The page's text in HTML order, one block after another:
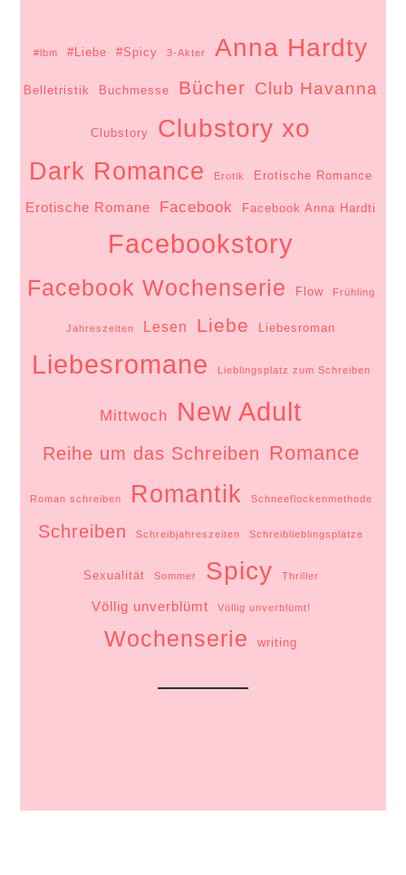
#lbm #Liebe #Spicy 3-Akter Anna Hardty
Belletristik Buchmesse Bücher Club Havanna
Clubstory Clubstory xo
Dark Romance Erotik Erotische Romance
Erotische Romane Facebook Facebook Anna Hardti
Facebookstory
Facebook Wochenserie Flow Frühling
Jahreszeiten Lesen Liebe Liebesroman
Liebesromane Lieblingsplatz zum Schreiben
Mittwoch New Adult
Reihe um das Schreiben Romance
Roman schreiben Romantik Schneeflockenmethode
Schreiben Schreibjahreszeiten Schreiblieblingsplätze
Sexualität Sommer Spicy Thriller
Völlig unverblümt Völlig unverblümt!
Wochenserie writing